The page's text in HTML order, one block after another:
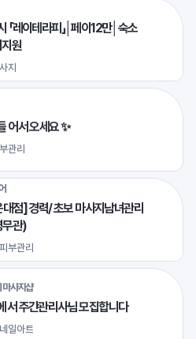
「레이테라피」│페이12만│숙소
원
지
어서 오세요 ✨
관리
점] 경력/ 초보 마사지남녀관리
무관)
피부관리
마사지샵
서 주간관리사님 모집합니다
네일아트